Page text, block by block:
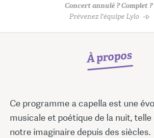
Concert annulé ? Complet ?
Prévenez l'équipe Lylo
À propos
Ce programme a capella est une
musicale et poétique de la nuit, telle
notre imaginaire depuis des siècles.